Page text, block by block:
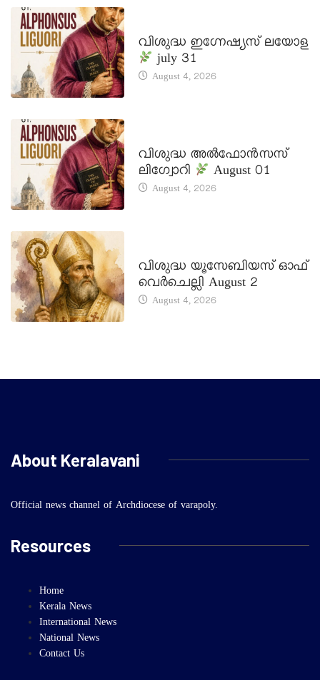
വിശുദ്ധ ഇഗ്നേഷ്യസ് ലയോള
july 31
August 4, 2026
വിശുദ്ധ അൽഫോൻസസ്
ലിഗ്വോറി
August 01
August 4, 2026
വിശുദ്ധ യൂസേബിയസ് ഓഫ്
വെർചെല്ലി August 2
August 4, 2026
About Keralavani
Official news channel of Archdiocese of varapoly.
Resources
Home
Kerala News
International News
National News
Contact Us